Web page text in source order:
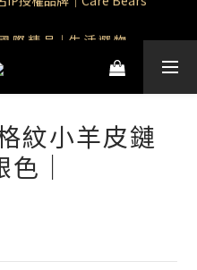
際 精 品｜生 活 選 物
飾 | 自 訂 品 牌 服 飾
紋小羊皮鏈
｜